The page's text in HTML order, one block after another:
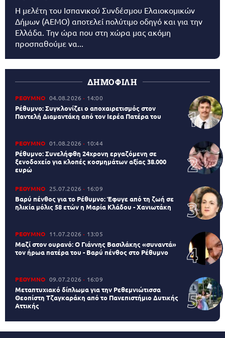
Η μελέτη του Ισπανικού Συνδέσμου Ελαιοκομικών
Δήμων (AEMO) αποτελεί πολύτιμο οδηγό και για την
Ελλάδα. Την ώρα που στη χώρα μας ακόμη
προσπαθούμε να...
ΔΗΜΟΦΙΛΗ
ΡΕΘΥΜΝΟ 04.08.2026 14:00
Ρέθυμνο: Συγκλονίζει ο αποχαιρετισμός στον
Παντελή Διαμαντάκη από τον Ιερέα Πατέρα του
ΡΕΘΥΜΝΟ 01.08.2026 10:44
Ρέθυμνο: Συνελήφθη 24χρονη εργαζόμενη σε
ξενοδοχείο για κλοπές κοσμημάτων αξίας 38.000
ευρώ
ΡΕΘΥΜΝΟ 25.07.2026 16:09
Βαρύ πένθος για το Ρέθυμνο: Έφυγε από τη ζωή σε
ηλικία μόλις 58 ετών η Μαρία Κλάδου - Χανιωτάκη
ΡΕΘΥΜΝΟ 11.07.2026 13:05
Μαζί στον ουρανό: Ο Γιάννης Βασιλάκης «συναντά»
τον ήρωα πατέρα του - Βαρύ πένθος στο Ρέθυμνο
ΡΕΘΥΜΝΟ 09.07.2026 16:09
Μεταπτυχιακό δίπλωμα για την Ρεθεμνιώτισσα
Θεοπίστη Τζαγκαράκη από το Πανεπιστήμιο Δυτικής
Αττικής